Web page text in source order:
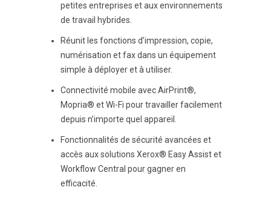
petites entreprises et aux environnements
de travail hybrides.
Réunit les fonctions d’impression, copie,
numérisation et fax dans un équipement
simple à déployer et à utiliser.
Connectivité mobile avec AirPrint®,
Mopria® et Wi-Fi pour travailler facilement
depuis n’importe quel appareil.
Fonctionnalités de sécurité avancées et
accès aux solutions Xerox® Easy Assist et
Workflow Central pour gagner en
efficacité.